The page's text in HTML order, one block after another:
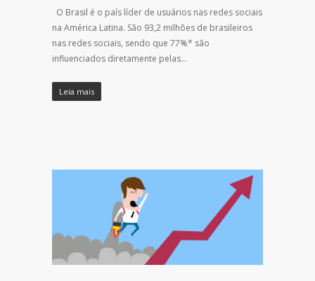
O Brasil é o país líder de usuários nas redes sociais
na América Latina. São 93,2 milhões de brasileiros
nas redes sociais, sendo que 77%* são
influenciados diretamente pelas…
Leia mais